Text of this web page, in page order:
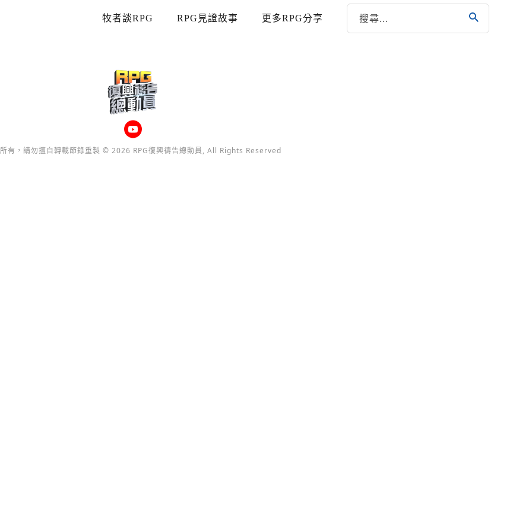
牧者談RPG RPG見證故事 更多RPG分享
有，請勿擅自轉載節錄重製 © 2026 RPG復興禱告總動員, All Rights Reserved